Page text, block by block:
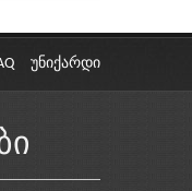
უნიქარდი